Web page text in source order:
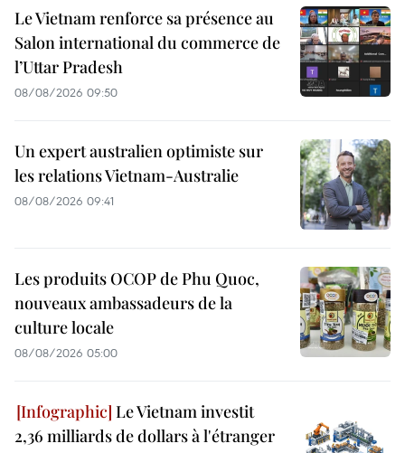
Le Vietnam renforce sa présence au
Salon international du commerce de
l’Uttar Pradesh
08/08/2026 09:50
Un expert australien optimiste sur
les relations Vietnam-Australie
08/08/2026 09:41
Les produits OCOP de Phu Quoc,
nouveaux ambassadeurs de la
culture locale
08/08/2026 05:00
Le Vietnam investit
2,36 milliards de dollars à l'étranger